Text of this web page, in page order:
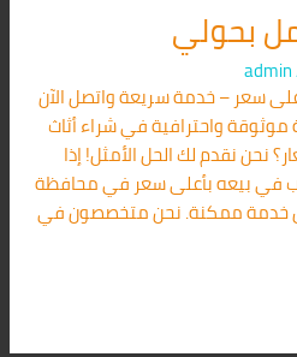
بحولي
admin
سعر – خدمة سريعة واتصل الآن
موثوقة واحترافية في شراء أثاث
نحن نقدم لك الحل الأمثل! إذا
في بيعه بأعلى سعر في محافظة
خدمة ممكنة. نحن متخصصون في